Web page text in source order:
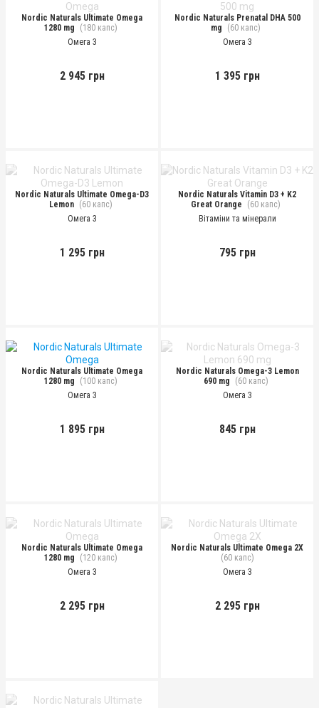
Nordic Naturals Ultimate Omega
1280 mg
(180 капс)
Омега 3
2 945 грн
Nordic Naturals Prenatal DHA 500
mg
(60 капс)
Омега 3
1 395 грн
Nordic Naturals Ultimate Omega-D3
Lemon
(60 капс)
Омега 3
1 295 грн
Nordic Naturals Vitamin D3 + K2
Great Orange
(60 капс)
Вітаміни та мінерали
795 грн
Nordic Naturals Ultimate Omega
1280 mg
(100 капс)
Омега 3
1 895 грн
Nordic Naturals Omega-3 Lemon
690 mg
(60 капс)
Омега 3
845 грн
Nordic Naturals Ultimate Omega
1280 mg
(120 капс)
Омега 3
2 295 грн
Nordic Naturals Ultimate Omega 2X
(60 капс)
Омега 3
2 295 грн